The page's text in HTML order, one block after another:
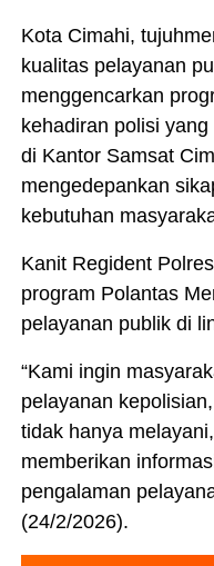
Kota Cimahi,
kualitas pelayanan
menggencarkan
kehadiran polisi
di Kantor Samsat
mengedepankan
kebutuhan
Kanit Regident
program Polantas
pelayanan publik di
“Kami ingin
pelayanan
tidak hanya
memberikan
pengalaman
(24/2/2026).